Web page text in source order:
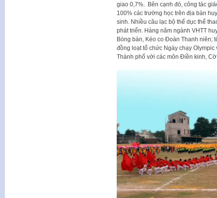
giao 0,7%. Bên cạnh đó, công tác
100% các trường học trên địa bàn
sinh. Nhiều câu lạc bộ thể dục thể
phát triển. Hàng năm ngành VHTT
Bóng bàn, Kéo co Đoàn Thanh niên;
đồng loạt tổ chức Ngày chạy
Thành phố với các môn Điền kinh,